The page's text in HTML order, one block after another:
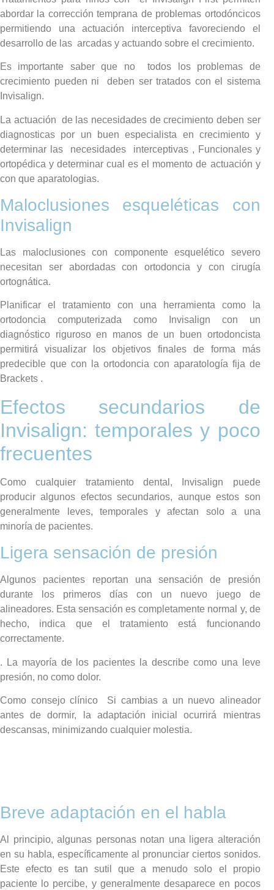
abordar la corrección temprana de problemas ortodóncicos
permitiendo una actuación interceptiva favoreciendo el
desarrollo de las arcadas y actuando sobre el crecimiento.
Es importante saber que no todos los problemas de
crecimiento pueden ni deben ser tratados con el sistema
Invisalign.
La actuación de las necesidades de crecimiento deben ser
diagnosticas por un buen especialista en crecimiento y
determinar las necesidades interceptivas , Funcionales y
ortopédica y determinar cual es el momento de actuación y
con que aparatologias.
Maloclusiones esqueléticas con
Invisalign
Las maloclusiones con componente esquelético severo
necesitan ser abordadas con ortodoncia y con cirugía
ortognática.
Planificar el tratamiento con una herramienta como la
ortodoncia computerizada como Invisalign con un
diagnóstico riguroso en manos de un buen ortodoncista
permitirá visualizar los objetivos finales de forma más
predecible que con la ortodoncia con aparatología fija de
Brackets .
Efectos secundarios de
Invisalign: temporales y poco
frecuentes
Como cualquier tratamiento dental, Invisalign puede
producir algunos efectos secundarios, aunque estos son
generalmente leves, temporales y afectan solo a una
minoría de pacientes.
Ligera sensación de presión
Algunos pacientes reportan una sensación de presión
durante los primeros días con un nuevo juego de
alineadores. Esta sensación es completamente normal y, de
hecho, indica que el tratamiento está funcionando
correctamente.
. La mayoría de los pacientes la describe como una leve
presión, no como dolor.
Como consejo clínico Si cambias a un nuevo alineador
antes de dormir, la adaptación inicial ocurrirá mientras
descansas, minimizando cualquier molestia.
Breve adaptación en el habla
Al principio, algunas personas notan una ligera alteración
en su habla, específicamente al pronunciar ciertos sonidos.
Este efecto es tan sutil que a menudo solo el propio
paciente lo percibe, y generalmente desaparece en pocos